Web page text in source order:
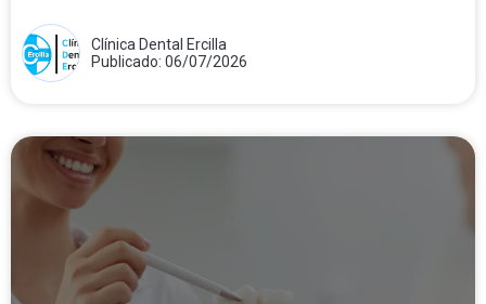
Clínica Dental Ercilla
Publicado: 06/07/2026